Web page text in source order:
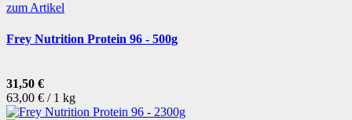
zum Artikel
Frey Nutrition Protein 96 - 500g
31,50 €
63,00 € / 1 kg